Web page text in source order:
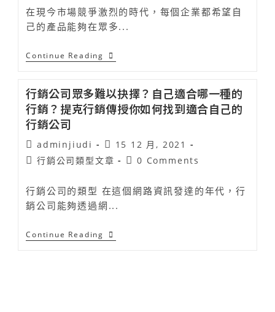
在現今市場競爭激烈的時代，每個企業都希望自
己的產品能夠在眾多...
Continue Reading
行銷公司眾多難以抉擇？自己適合哪一種的
行銷？提克行銷傳授你如何找到適合自己的
行銷公司
adminjiudi
15 12 月, 2021
行銷公司類型文章
0 Comments
行銷公司的類型 在這個網路資訊發達的年代，行
銷公司能夠透過網...
Continue Reading